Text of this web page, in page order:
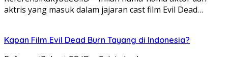
aktris yang masuk dalam jajaran cast film Evil Dead…
Kapan Film Evil Dead Burn Tayang di Indonesia?